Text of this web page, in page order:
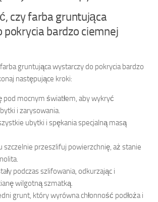
czy farba gruntująca
bardzo ciemnej
gruntująca wystarczy do pokrycia bardzo
następujące kroki:
pod mocnym światłem, aby wykryć
i zarysowania.
ubytki i spękania specjalną masą
szczelnie przeszlifuj powierzchnię, aż stanie
podczas szlifowania, odkurzając i
wilgotną szmatką.
grunt, który wyrówna chłonność podłoża i